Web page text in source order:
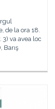
de la ora 18.
va avea loc
Barış